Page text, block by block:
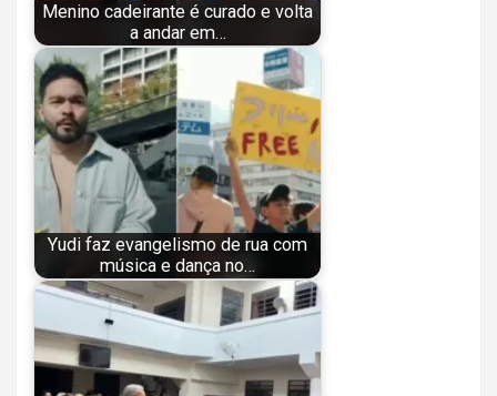
Menino cadeirante é curado e volta
a andar em…
Yudi faz evangelismo de rua com
música e dança no…